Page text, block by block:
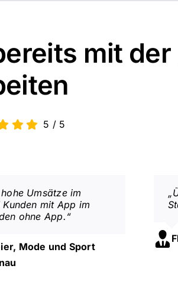
mit
5 / 5
Umsätze im
mit App im
ohne App.“
Mode und Sport